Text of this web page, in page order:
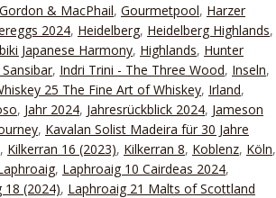
Gordon & MacPhail, Gourmetpool, Harzer
2024, Heidelberg, Heidelberg Highlands,
Japanese Harmony, Highlands, Hunter
, Indri Trini - The Three Wood, Inseln,
25 The Fine Art of Whiskey, Irland,
, Jahr 2024, Jahresrückblick 2024, Jameson
, Kavalan Solist Madeira für 30 Jahre
, Kilkerran 16 (2023), Kilkerran 8, Koblenz, Köln,
, Laphroaig 10 Cairdeas 2024,
18 (2024), Laphroaig 21 Malts of Scottland